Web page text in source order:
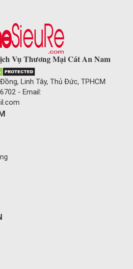
Vụ Thương Mại Cát An Nam
Linh Tây, Thủ Đức, TPHCM
- Email: